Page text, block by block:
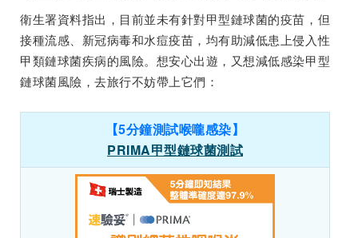
衛生署資料指出，目前並未有針對甲型鏈球菌的疫苗，但
接種流感、新冠病毒和水痘疫苗，均有助減低患上侵入性
甲類鏈球菌疾病的風險。想安心出遊，又想減低感染甲型
鏈球菌風險，去旅行不妨帶上它們：
【5分鐘測試喉嚨感染】
PRIMA甲型鏈球菌測試